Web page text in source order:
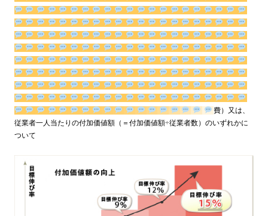
費）又は、 従業者一人当たりの付加価値額（＝付加価値額÷従業
者数）のいずれかについて